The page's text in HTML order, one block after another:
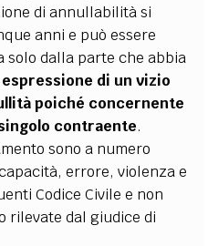
di annullabilità si
anni e può essere
solo dalla parte che abbia
espressione di un vizio
poiché concernente
contraente.
sono a numero
errore, violenza e
Codice Civile e non
rilevate dal giudice di